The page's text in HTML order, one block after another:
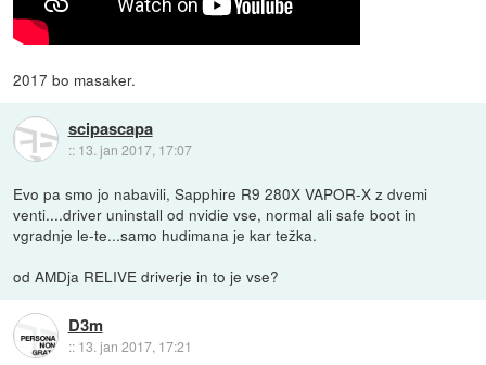
2017 bo masaker.
scipascapa
:: 13. jan 2017, 17:07
Evo pa smo jo nabavili, Sapphire R9 280X VAPOR-X z dvemi
venti....driver uninstall od nvidie vse, normal ali safe boot in
vgradnje le-te...samo hudimana je kar težka.
od AMDja RELIVE driverje in to je vse?
D3m
:: 13. jan 2017, 17:21